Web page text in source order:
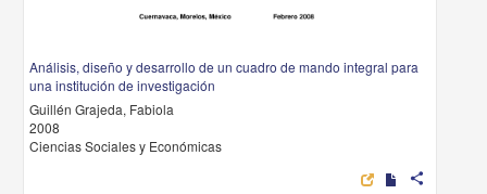
Análisis, diseño y desarrollo de un cuadro de mando integral para
una institución de investigación
Guillén Grajeda, Fabiola
2008
Ciencias Sociales y Económicas
share